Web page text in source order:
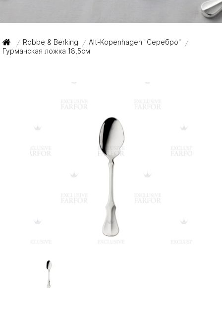
/ Robbe & Berking / Alt-Kopenhagen "Серебро" /
Гурманская ложка 18,5см